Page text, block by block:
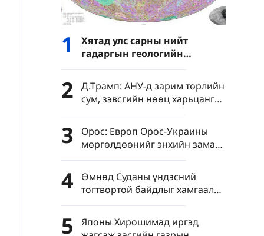
1
Хятад улс сарны нийт
гадаргын геологийн
шинэчилсэн зураг
боловсруулжээ
2
Д.Трамп: АНУ-д зарим төрлийн
сум, зэвсгийн нөөц харьцангуй
хомс байна
3
Орос: Европ Орос-Украины
мөргөлдөөнийг энхийн замаар
шийдвэрлэхийг хүсвэл зэвсэг
нийлүүлэхээ зогсоох ёстой
4
Өмнөд Суданы үндэсний
тогтвортой байдлыг хамгаалах
ёстой гэж Хятадын тал онцлон
тэмдэглэв
5
Японы Хирошимад иргэд